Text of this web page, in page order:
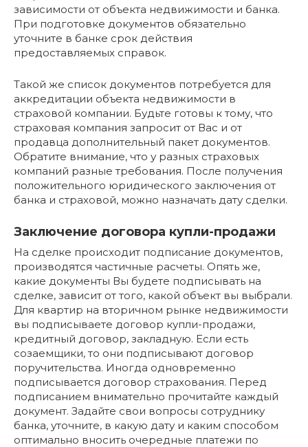
зависимости от объекта недвижимости и банка.
При подготовке документов обязательно
уточните в банке срок действия
предоставляемых справок.
Такой же список документов потребуется для
аккредитации объекта недвижимости в
страховой компании. Будьте готовы к тому, что
страховая компания запросит от Вас и от
продавца дополнительный пакет документов.
Обратите внимание, что у разных страховых
компаний разные требования. После получения
положительного юридического заключения от
банка и страховой, можно назначать дату сделки.
Заключение договора купли-продажи
На сделке происходит подписание документов,
производятся частичные расчеты. Опять же,
какие документы Вы будете подписывать на
сделке, зависит от того, какой объект вы выбрали.
Для квартир на вторичном рынке недвижимости
вы подписываете договор купли-продажи,
кредитный договор, закладную. Если есть
созаемщики, то они подписывают договор
поручительства. Иногда одновременно
подписывается договор страхования. Перед
подписанием внимательно прочитайте каждый
документ. Задайте свои вопросы сотруднику
банка, уточните, в какую дату и каким способом
оптимально вносить очередные платежи по